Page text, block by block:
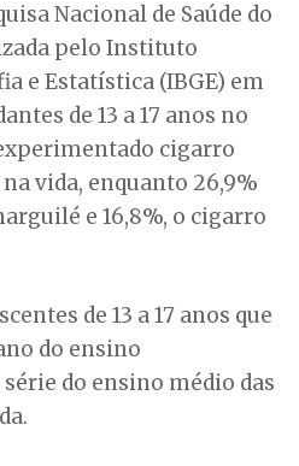
Nacional de Saúde do
pelo Instituto
e Estatística (IBGE) em
de 13 a 17 anos no
cigarro
vida, enquanto 26,9%
e 16,8%, o cigarro
de 13 a 17 anos que
do ensino
do ensino médio das